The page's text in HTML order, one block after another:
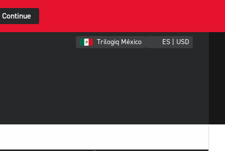
Continue
Trilogiq México ES | USD